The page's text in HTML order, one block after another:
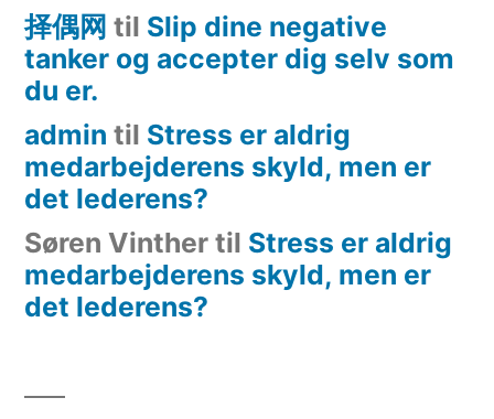
择偶网 til Slip dine negative
tanker og accepter dig selv som
du er.
admin til Stress er aldrig
medarbejderens skyld, men er
det lederens?
Søren Vinther til Stress er aldrig
medarbejderens skyld, men er
det lederens?